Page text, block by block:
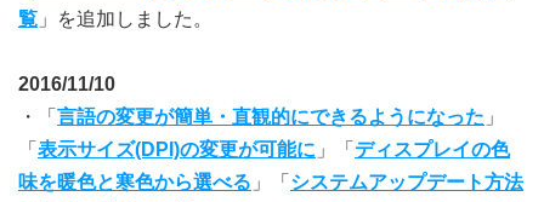
覧 」を追加しました。
2016/11/10
・「 言語の変更が簡単・直観的にできるようになった 」
「 表示サイズ(DPI)の変更が可能に 」「 ディスプレイの色
味を暖色と寒色から選べる 」「 システムアップデート方法